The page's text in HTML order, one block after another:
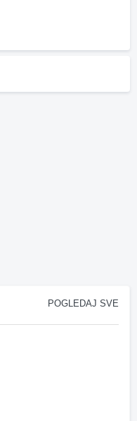
POGLEDAJ SVE